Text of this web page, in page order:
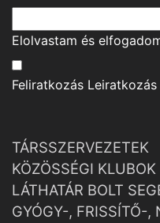
Elolvastam és
Feliratkozás Leiratkozás
TÁRSSZERVEZETEK
KÖZÖSSÉGI KLUBOK
LÁTHATÁR BOLT
GYÓGY-, FRISSÍTŐ-,